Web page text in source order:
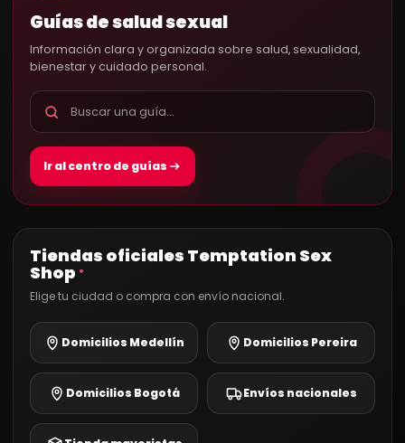
Guías de salud sexual
Información clara y organizada sobre salud, sexualidad,
bienestar y cuidado personal.
Ir al centro de guías
Tiendas oficiales Temptation Sex
Shop ®
Elige tu ciudad o compra con envío nacional.
Domicilios Medellín Domicilios Pereira
Domicilios Bogotá Envíos nacionales